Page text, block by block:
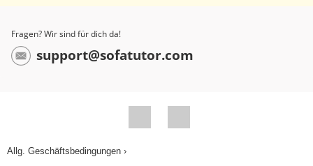
jetzt sehr schnell und am Ende des fünften
Monats beziehungsweise der zwanzigsten
Diese Phase nennt man daher auch
Wachstumszeit. Ab wann wäre ein Fötus im Falle
einer Frühgeburt eigentlich lebensfähig?
Fragen? Wir sind für dich da!
support@sofatutor.com
Allg. Geschäftsbedingungen ›